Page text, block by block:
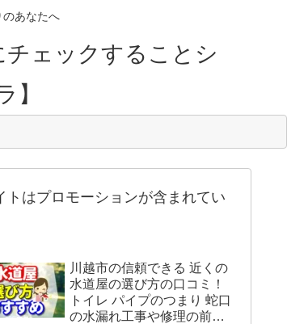
のあなたへ
ェックすることシ
】
トはプロモーションが含まれてい
川越市の信頼できる 近くの
水道屋の選び方の口コミ！
トイレ パイプのつまり 蛇口
の水漏れ工事や修理の前に